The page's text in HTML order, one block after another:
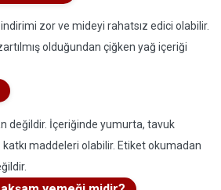
zor ve mideyi rahatsız edici olabilir.
olduğundan çiğken yağ içeriği
değildir. İçeriğinde yumurta, tavuk
maddeleri olabilir. Etiket okumadan